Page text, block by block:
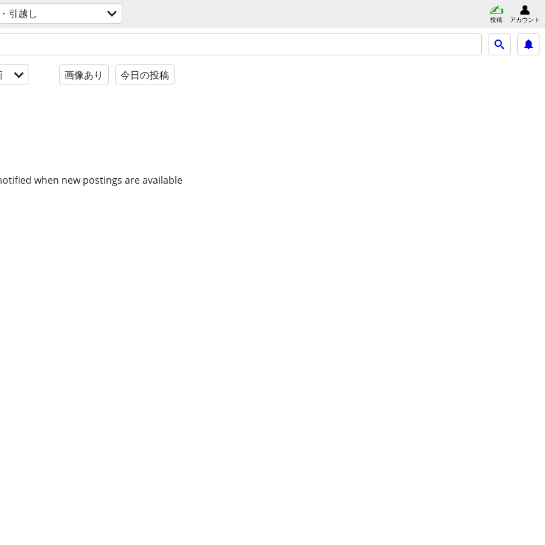
引越し 投稿 アカウント
画像あり 今日の投稿
when new postings are available